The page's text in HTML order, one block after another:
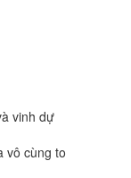
vinh dự
vô cùng to